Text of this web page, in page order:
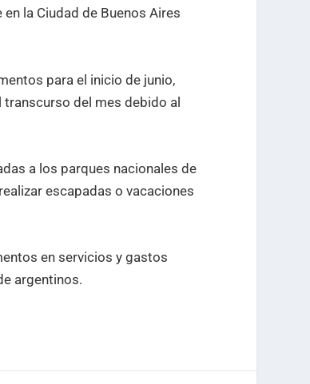
la Ciudad de Buenos Aires
para el inicio de junio,
transcurso del mes debido al
a los parques nacionales de
escapadas o vacaciones
en servicios y gastos
argentinos.